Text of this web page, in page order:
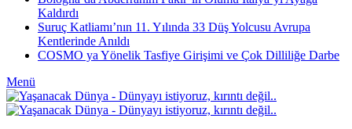
Kaldırdı
Suruç Katliamı’nın 11. Yılında 33 Düş Yolcusu Avrupa
Kentlerinde Anıldı
COSMO ya Yönelik Tasfiye Girişimi ve Çok Dilliliğe Darbe
Menü